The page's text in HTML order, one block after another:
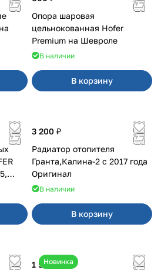
Опора шаровая
цельнокованная Hofer
Premium на Шевроле
В наличии
В корзину
3 200 ₽
Радиатор отопителя
Гранта,Калина-2 с 2017 года
Оригинал
В наличии
В корзину
Новинка
1 500 ₽